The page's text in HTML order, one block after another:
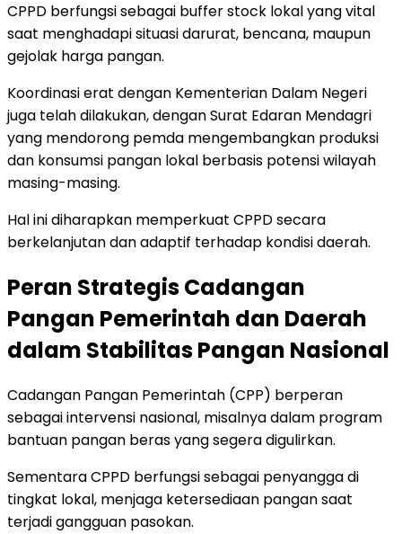
CPPD berfungsi sebagai buffer stock lokal yang vital
saat menghadapi situasi darurat, bencana, maupun
gejolak harga pangan.
Koordinasi erat dengan Kementerian Dalam Negeri
juga telah dilakukan, dengan Surat Edaran Mendagri
yang mendorong pemda mengembangkan produksi
dan konsumsi pangan lokal berbasis potensi wilayah
masing-masing.
Hal ini diharapkan memperkuat CPPD secara
berkelanjutan dan adaptif terhadap kondisi daerah.
Peran Strategis Cadangan
Pangan Pemerintah dan Daerah
dalam Stabilitas Pangan Nasional
Cadangan Pangan Pemerintah (CPP) berperan
sebagai intervensi nasional, misalnya dalam program
bantuan pangan beras yang segera digulirkan.
Sementara CPPD berfungsi sebagai penyangga di
tingkat lokal, menjaga ketersediaan pangan saat
terjadi gangguan pasokan.